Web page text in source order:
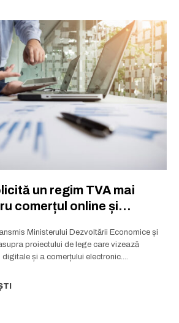
un regim TVA mai
comerțul online și
Ministerului Dezvoltării Economice și
proiectului de lege care vizează
și a comerțului electronic....